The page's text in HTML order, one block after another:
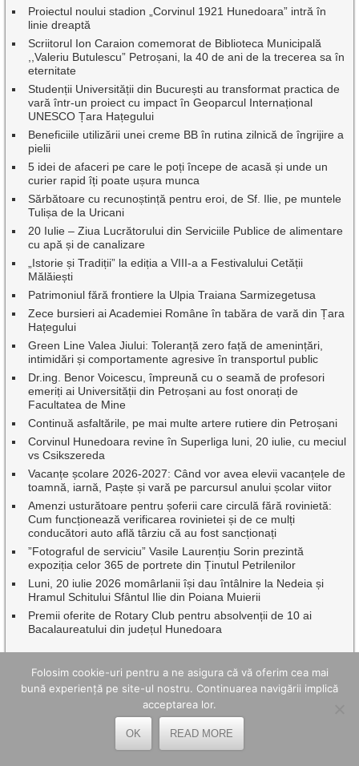
Proiectul noului stadion „Corvinul 1921 Hunedoara” intră în
linie dreaptă
Scriitorul Ion Caraion comemorat de Biblioteca Municipală
,,Valeriu Butulescu” Petroșani, la 40 de ani de la trecerea sa în
eternitate
Studenții Universității din București au transformat practica de
vară într-un proiect cu impact în Geoparcul Internațional
UNESCO Țara Hațegului
Beneficiile utilizării unei creme BB în rutina zilnică de îngrijire a
pielii
5 idei de afaceri pe care le poți începe de acasă și unde un
curier rapid îți poate ușura munca
Sărbătoare cu recunoștință pentru eroi, de Sf. Ilie, pe muntele
Tulișa de la Uricani
20 Iulie – Ziua Lucrătorului din Serviciile Publice de alimentare
cu apă și de canalizare
„Istorie și Tradiții” la ediția a VIII-a a Festivalului Cetății
Mălăiești
Patrimoniul fără frontiere la Ulpia Traiana Sarmizegetusa
Zece bursieri ai Academiei Române în tabăra de vară din Țara
Hațegului
Green Line Valea Jiului: Toleranță zero față de amenințări,
intimidări și comportamente agresive în transportul public
Dr.ing. Benor Voicescu, împreună cu o seamă de profesori
emeriți ai Universității din Petroșani au fost onorați de
Facultatea de Mine
Continuă asfaltările, pe mai multe artere rutiere din Petroșani
Corvinul Hunedoara revine în Superliga luni, 20 iulie, cu meciul
vs Csikszereda
Vacanțe școlare 2026-2027: Când vor avea elevii vacanțele de
toamnă, iarnă, Paște și vară pe parcursul anului școlar viitor
Amenzi usturătoare pentru șoferii care circulă fără rovinietă:
Cum funcționează verificarea rovinietei și de ce mulți
conducători auto află târziu că au fost sancționați
”Fotograful de serviciu” Vasile Laurențiu Sorin prezintă
expoziția celor 365 de portrete din Ținutul Petrilenilor
Luni, 20 iulie 2026 momârlanii își dau întâlnire la Nedeia și
Hramul Schitului Sfântul Ilie din Poiana Muierii
Premii oferite de Rotary Club pentru absolvenții de 10 ai
Bacalaureatului din județul Hunedoara
CELE MAI BUNE ARTICOLE ȘI PAGINI
Folosim cookie-uri pentru a ne asigura că vă oferim cea mai
bună experiență pe site-ul nostru. Continuarea navigării implică
acceptarea lor.
OK READ MORE